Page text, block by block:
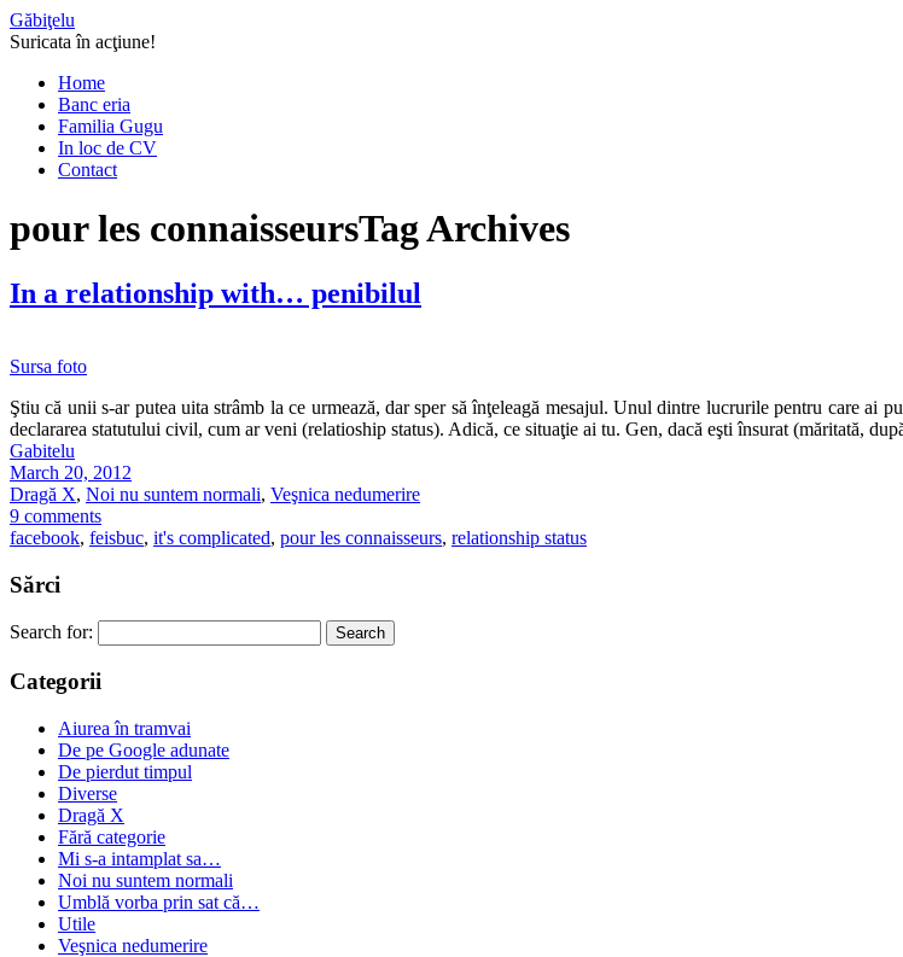
Găbiţelu
Suricata în acţiune!
Home
Banc eria
Familia Gugu
In loc de CV
Contact
pour les connaisseursTag Archives
In a relationship with… penibilul
Sursa foto
Ştiu că unii s-ar putea uita strâmb la ce urmează, dar sper să înţeleagă mesajul. Unul dintre lucrurile pentru care ai
declararea statutului civil, cum ar veni (relatioship status). Adică, ce situaţie ai tu. Gen, dacă eşti însurat (măritată,
Gabitelu
March 20, 2012
Dragă X, Noi nu suntem normali, Veşnica nedumerire
9 comments
facebook, feisbuc, it's complicated, pour les connaisseurs, relationship status
Sărci
Search for:
Categorii
Aiurea în tramvai
De pe Google adunate
De pierdut timpul
Diverse
Dragă X
Fără categorie
Mi s-a intamplat sa…
Noi nu suntem normali
Umblă vorba prin sat că…
Utile
Veşnica nedumerire